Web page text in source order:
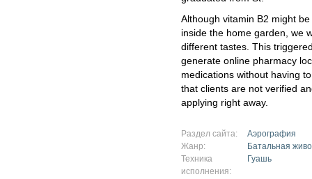
Although vitamin B2 might
inside the home garden, we
different tastes. This
generate online pharmacy
medications without having
that clients are not verified
applying right away.
Раздел сайта:
Аэрография
Жанр:
Батальная
Техника
исполнения:
Гуашь